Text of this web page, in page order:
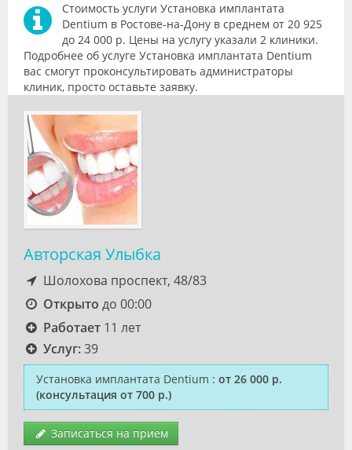
Стоимость услуги Установка имплантата
Dentium в Ростове-на-Дону в среднем от 20 925
до 24 000 р. Цены на услугу указали 2 клиники.
Подробнее об услуге Установка имплантата Dentium
вас смогут проконсультировать администраторы
клиник, просто оставьте заявку.
Авторская Улыбка
Шолохова проспект, 48/83
Открыто до 00:00
Работает11 лет
Услуг:39
Установка имплантата Dentium : от 26 000 р.
(консультация от 700 р.)
Записаться на прием